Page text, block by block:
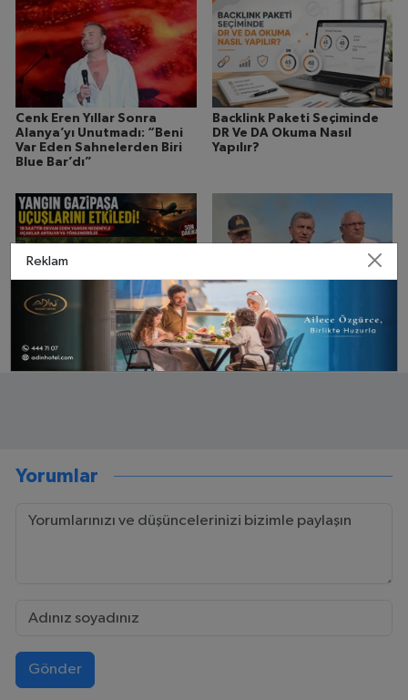
Cenk Eren Yıllar Sonra
Alanya’yı Unutmadı: “Beni
Var Eden Sahnelerden Biri
Blue Bar’dı”
Backlink Paketi Seçiminde
DR Ve DA Okuma Nasıl
Yapılır?
Gökyüzünde Alarm: Alanya
Yangını Nedeniyle Uçuşlar
Etkilendi
Yangın Alarmı: Antalya’da
50 Ev Boşaltıldı, 10 Konut
Kullanılamaz Hale Geldi
Yorumlar
Gönder
Reklam